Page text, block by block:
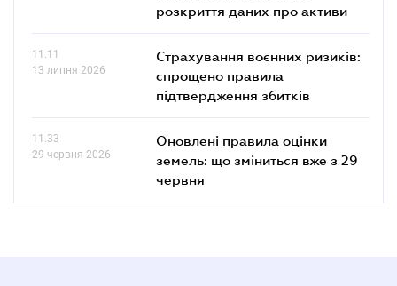
розкриття даних про активи
11.11
13 липня 2026
Страхування воєнних ризиків:
спрощено правила
підтвердження збитків
11.33
29 червня 2026
Оновлені правила оцінки
земель: що зміниться вже з 29
червня